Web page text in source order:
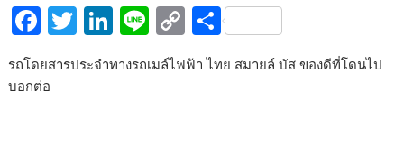
F
e
T
w
itt
Li
k
Li
n
e
C
o
p
S
ar
รถโดยสารประจำทางรถเมล์ไฟฟ้า ไทย สมายล์ บัส ของดีที่โดนไป
บอกต่อ